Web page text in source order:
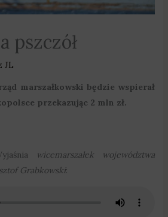
pszczół
JL
marszałkowski będzie wspierał
przekazując 2 mln zł.
wicemarszałek województwa
Grabkowski: